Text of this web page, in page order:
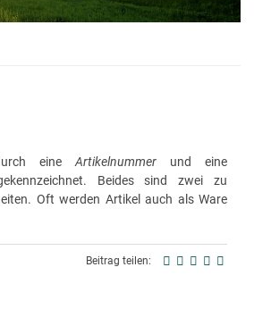
eineArtikelnummer und eine
Beides sind zwei zu
Oft werden Artikel auch als Ware
Beitrag teilen: